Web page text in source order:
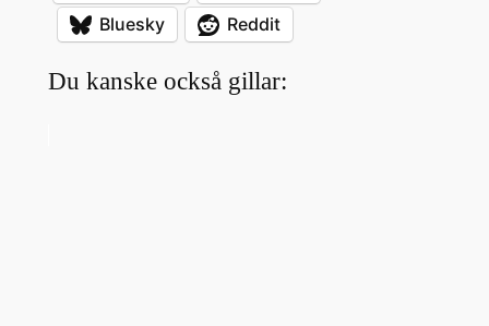
Bluesky Reddit
Du kanske också gillar: